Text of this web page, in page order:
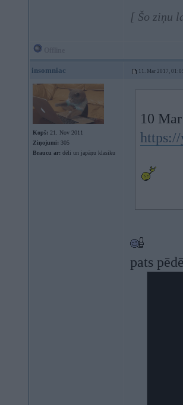
[ Šo ziņu
insomniac 11. Mar 2017,
Kopš: 21. Nov 2011
Ziņojumi: 305
Braucu ar: dēli un japāņu klasiku
10
pats